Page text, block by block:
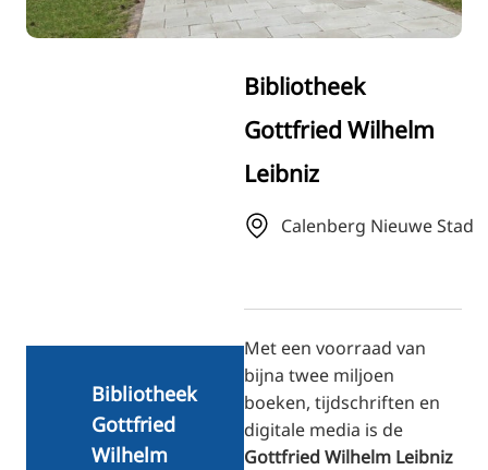
ZH
UK
Bibliotheek
Gottfried Wilhelm
Leibniz
Calenberg Nieuwe Stad
Met een voorraad van
bijna twee miljoen
boeken, tijdschriften en
digitale media is de
Gottfried Wilhelm Leibniz
Bibliotheek
Gottfried
Wilhelm